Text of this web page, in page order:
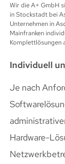
Wir die A+ GmbH
in Stockstadt bei
Unternehmen in
Mainfranken
Komplettlösungen
Individuell
Je nach
Hardware-